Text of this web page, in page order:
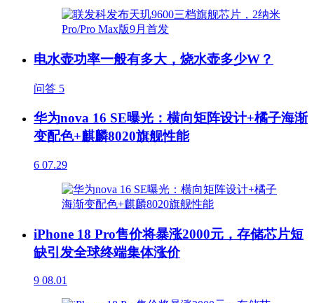
电水壶功率一般有多大，烧水壶多少W？
问答 5
华为nova 16 SE曝光：横向矩阵设计+橘子海渐
变配色+麒麟8020旗舰性能
6 07.29
iPhone 18 Pro售价将暴涨2000元，存储芯片短
缺引发全球终端集体涨价
9 08.01